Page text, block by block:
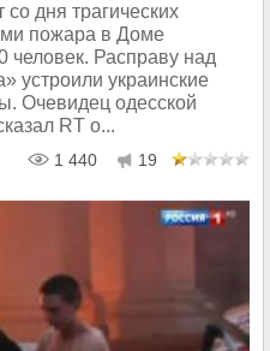
дня трагических
пожара в Доме
человек. Расправу над
устроили украинские
Очевидец одесской
RT о...
1 440 19